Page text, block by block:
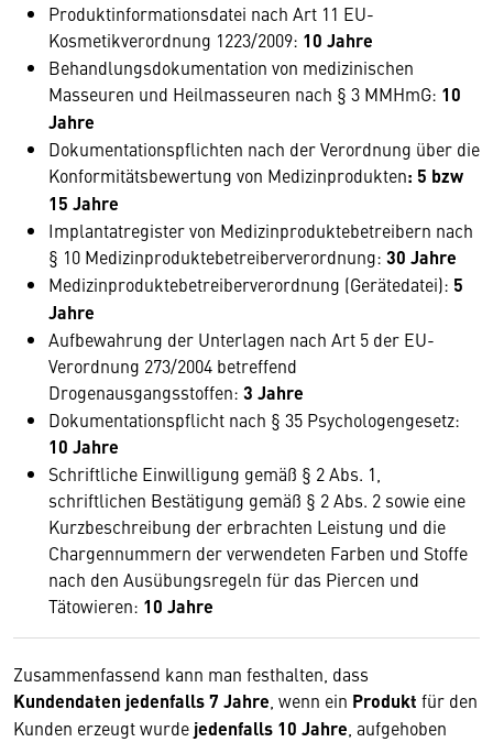
Produktinformationsdatei nach Art 11 EU-
Kosmetikverordnung 1223/2009: 10 Jahre
Behandlungsdokumentation von medizinischen
Masseuren und Heilmasseuren nach § 3 MMHmG: 10
Jahre
Dokumentationspflichten nach der Verordnung über die
Konformitätsbewertung von Medizinprodukten: 5 bzw
15 Jahre
Implantatregister von Medizinproduktebetreibern nach
§ 10 Medizinproduktebetreiberverordnung: 30 Jahre
Medizinproduktebetreiberverordnung (Gerätedatei): 5
Jahre
Aufbewahrung der Unterlagen nach Art 5 der EU-
Verordnung 273/2004 betreffend
Drogenausgangsstoffen: 3 Jahre
Dokumentationspflicht nach § 35 Psychologengesetz:
10 Jahre
Schriftliche Einwilligung gemäß § 2 Abs. 1,
schriftlichen Bestätigung gemäß § 2 Abs. 2 sowie eine
Kurzbeschreibung der erbrachten Leistung und die
Chargennummern der verwendeten Farben und Stoffe
nach den Ausübungsregeln für das Piercen und
Tätowieren: 10 Jahre
Zusammenfassend kann man festhalten, dass
Kundendaten jedenfalls 7 Jahre , wenn ein Produkt für den
Kunden erzeugt wurde jedenfalls 10 Jahre , aufgehoben